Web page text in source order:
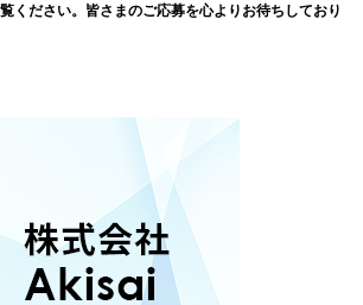
ください。皆さまのご応募を心よりお待ちしており